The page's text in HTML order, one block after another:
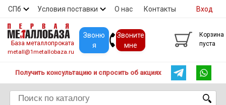
СПб Условия поставки О нас Контакты
Скидки Прайс Покупателям
Вход
База металлопроката
metall@1metallobaza.ru
Звоню
я
Звоните
мне
Корзина
пуста
Получить консультацию и спросить об акциях